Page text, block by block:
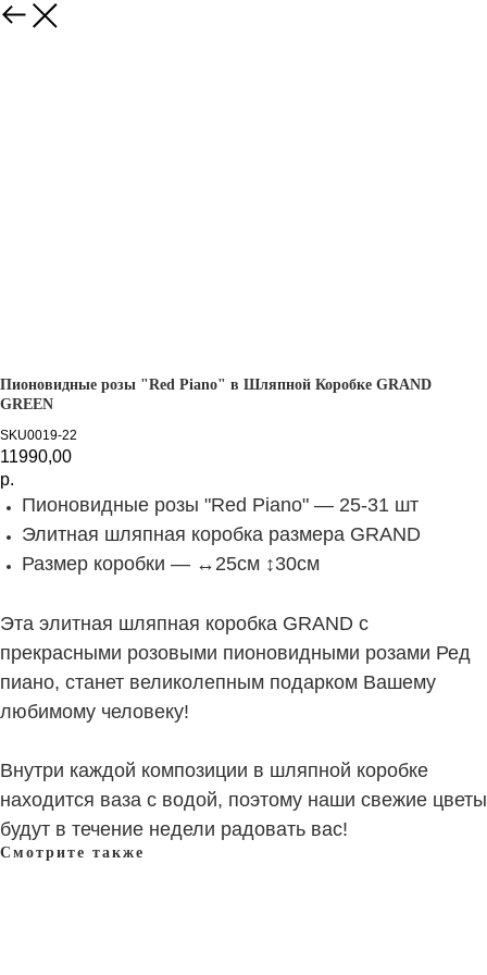
Назад
Пионовидные розы "Red Piano" в Шляпной Коробке GRAND
GREEN
SKU0019-22
11990,00
р.
Пионовидные розы "Red Piano" — 25-31 шт
Элитная шляпная коробка размера GRAND
Размер коробки — ↔25см ↕30см
Эта элитная шляпная коробка GRAND с
прекрасными розовыми пионовидными розами Ред
пиано, станет великолепным подарком Вашему
любимому человеку!
Внутри каждой композиции в шляпной коробке
находится ваза с водой, поэтому наши свежие цветы
будут в течение недели радовать вас!
Смотрите также